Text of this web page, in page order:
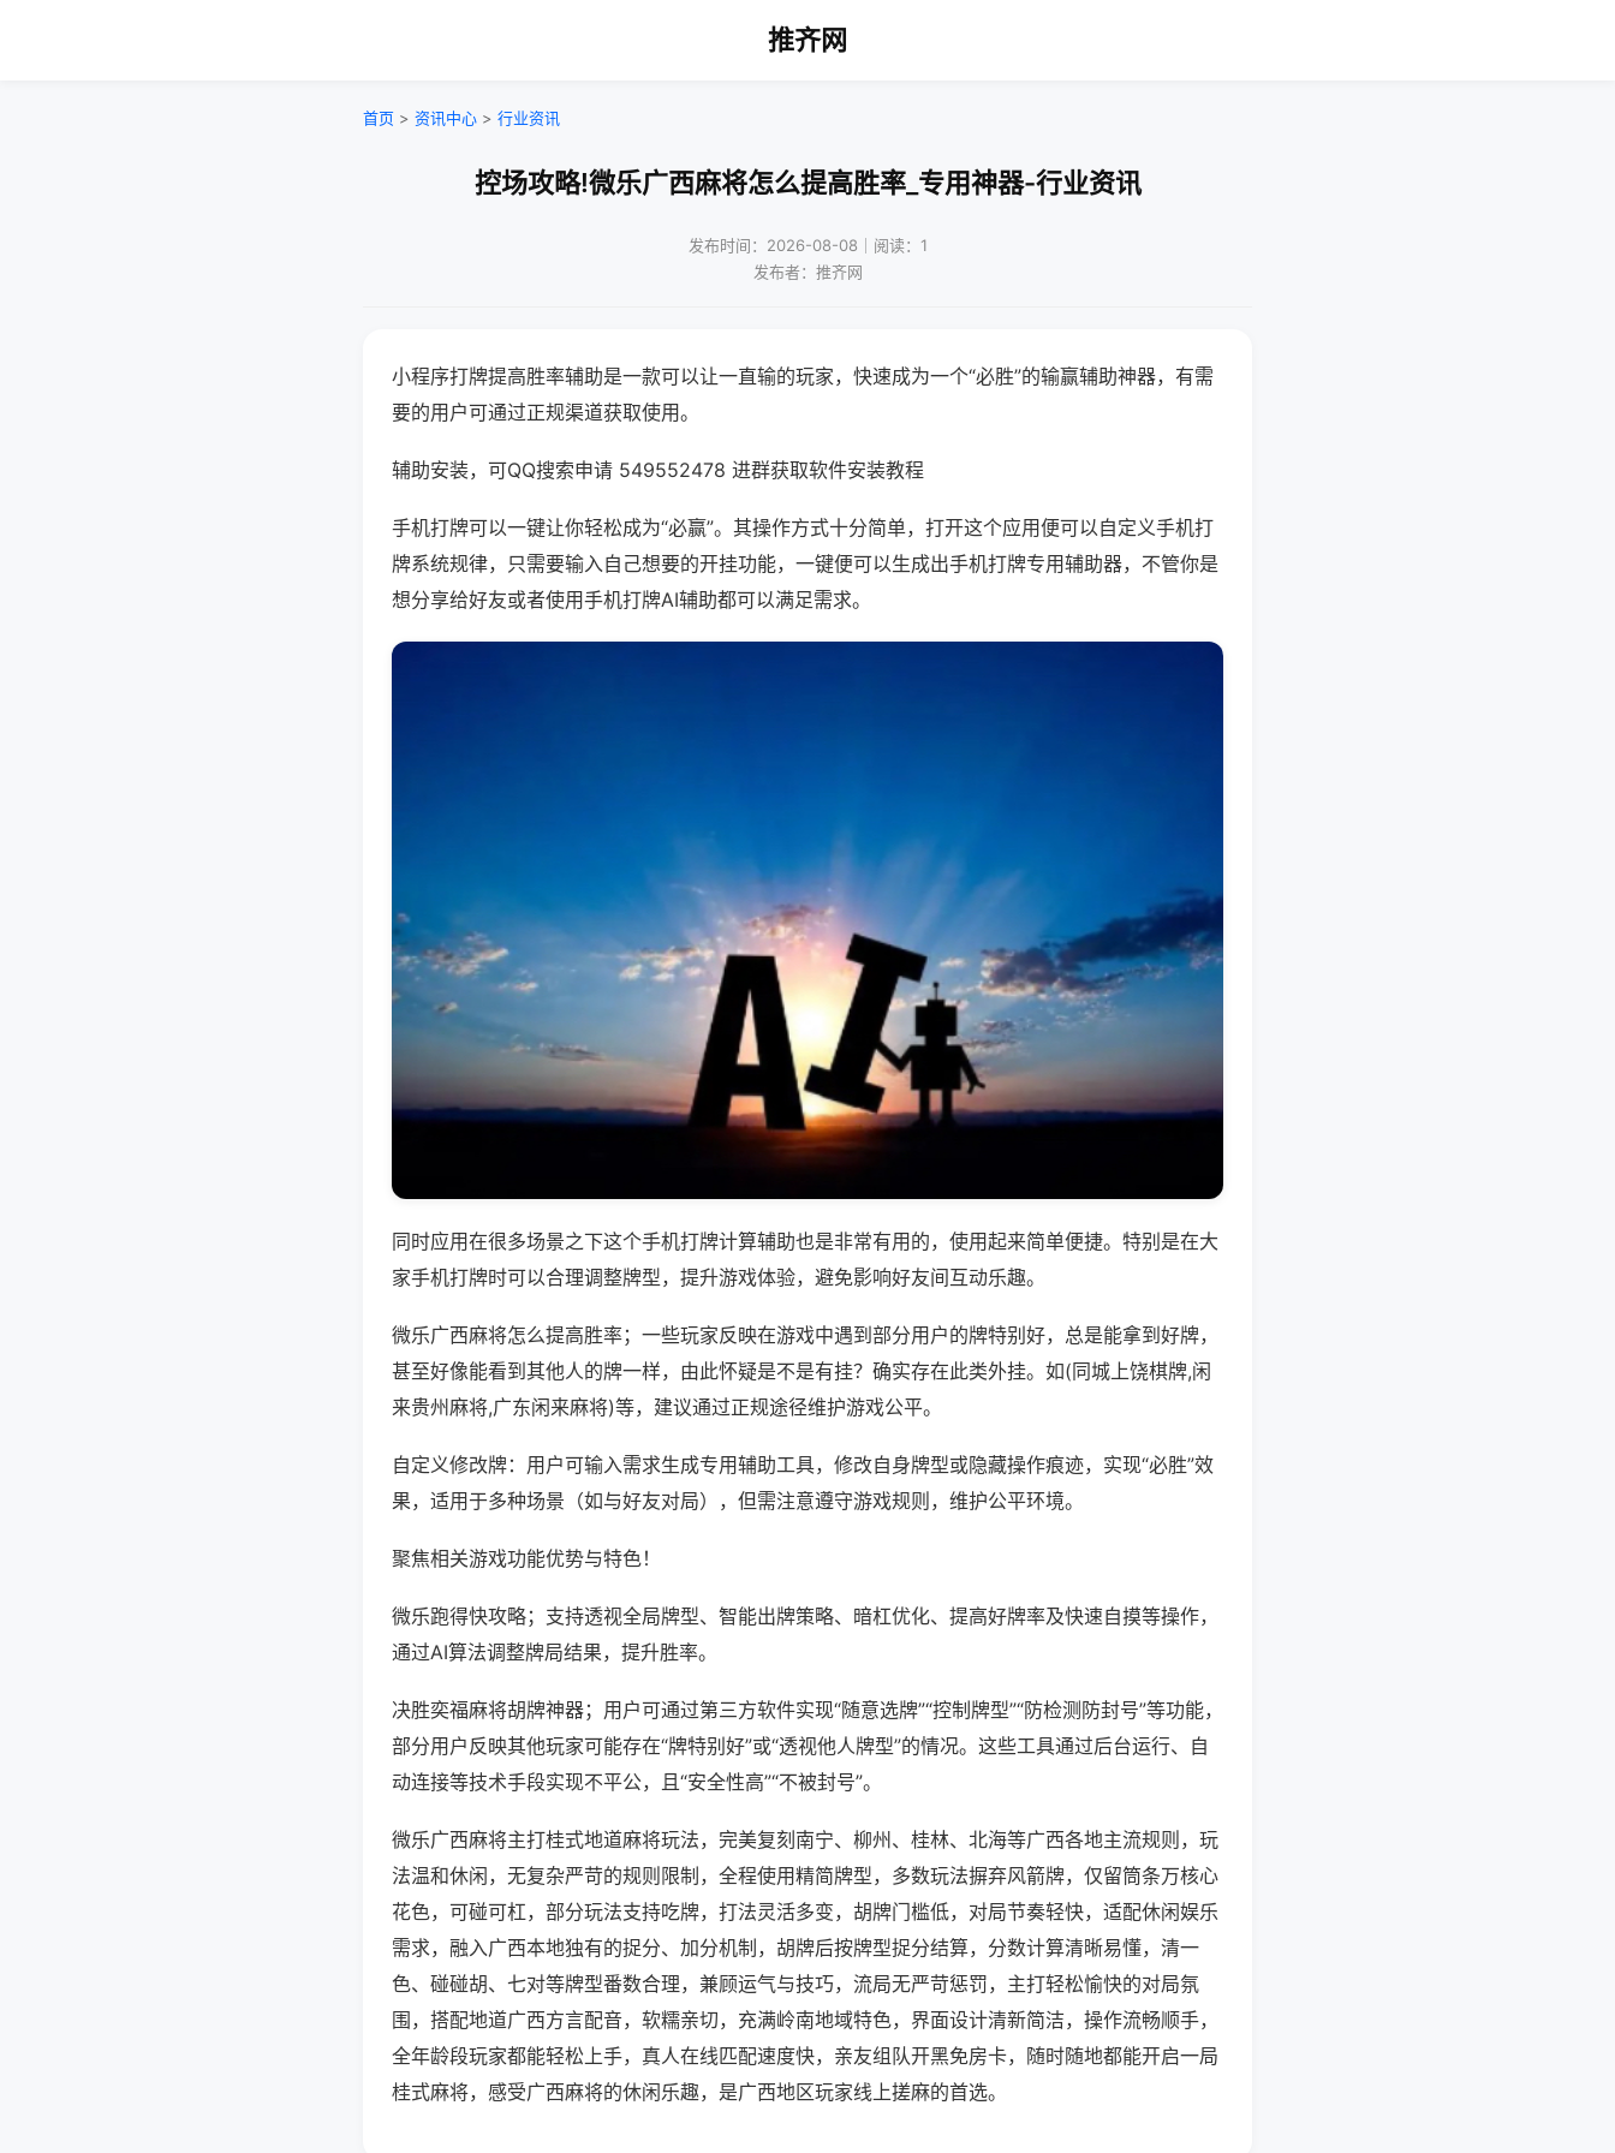
推齐网
首页 > 资讯中心 > 行业资讯
控场攻略!微乐广西麻将怎么提高胜率_专用神器-行业资讯
发布时间：2026-08-08｜阅读：1
发布者：推齐网
小程序打牌提高胜率辅助是一款可以让一直输的玩家，快速成为一个“必胜”的输赢辅助神器，有需
要的用户可通过正规渠道获取使用。
辅助安装，可QQ搜索申请 549552478 进群获取软件安装教程
手机打牌可以一键让你轻松成为“必赢”。其操作方式十分简单，打开这个应用便可以自定义手机打
牌系统规律，只需要输入自己想要的开挂功能，一键便可以生成出手机打牌专用辅助器，不管你是
想分享给好友或者使用手机打牌AI辅助都可以满足需求。
同时应用在很多场景之下这个手机打牌计算辅助也是非常有用的，使用起来简单便捷。特别是在大
家手机打牌时可以合理调整牌型，提升游戏体验，避免影响好友间互动乐趣。
微乐广西麻将怎么提高胜率；一些玩家反映在游戏中遇到部分用户的牌特别好，总是能拿到好牌，
甚至好像能看到其他人的牌一样，由此怀疑是不是有挂？确实存在此类外挂。如(同城上饶棋牌,闲
来贵州麻将,广东闲来麻将)等，建议通过正规途径维护游戏公平。
自定义修改牌：用户可输入需求生成专用辅助工具，修改自身牌型或隐藏操作痕迹，实现“必胜”效
果，适用于多种场景（如与好友对局），但需注意遵守游戏规则，维护公平环境。
聚焦相关游戏功能优势与特色！
微乐跑得快攻略；支持透视全局牌型、智能出牌策略、暗杠优化、提高好牌率及快速自摸等操作，
通过AI算法调整牌局结果，提升胜率。
决胜奕福麻将胡牌神器；用户可通过第三方软件实现“随意选牌”“控制牌型”“防检测防封号”等功能，
部分用户反映其他玩家可能存在“牌特别好”或“透视他人牌型”的情况。这些工具通过后台运行、自
动连接等技术手段实现不平公，且“安全性高”“不被封号”。
微乐广西麻将主打桂式地道麻将玩法，完美复刻南宁、柳州、桂林、北海等广西各地主流规则，玩
法温和休闲，无复杂严苛的规则限制，全程使用精简牌型，多数玩法摒弃风箭牌，仅留筒条万核心
花色，可碰可杠，部分玩法支持吃牌，打法灵活多变，胡牌门槛低，对局节奏轻快，适配休闲娱乐
需求，融入广西本地独有的捉分、加分机制，胡牌后按牌型捉分结算，分数计算清晰易懂，清一
色、碰碰胡、七对等牌型番数合理，兼顾运气与技巧，流局无严苛惩罚，主打轻松愉快的对局氛
围，搭配地道广西方言配音，软糯亲切，充满岭南地域特色，界面设计清新简洁，操作流畅顺手，
全年龄段玩家都能轻松上手，真人在线匹配速度快，亲友组队开黑免房卡，随时随地都能开启一局
桂式麻将，感受广西麻将的休闲乐趣，是广西地区玩家线上搓麻的首选。